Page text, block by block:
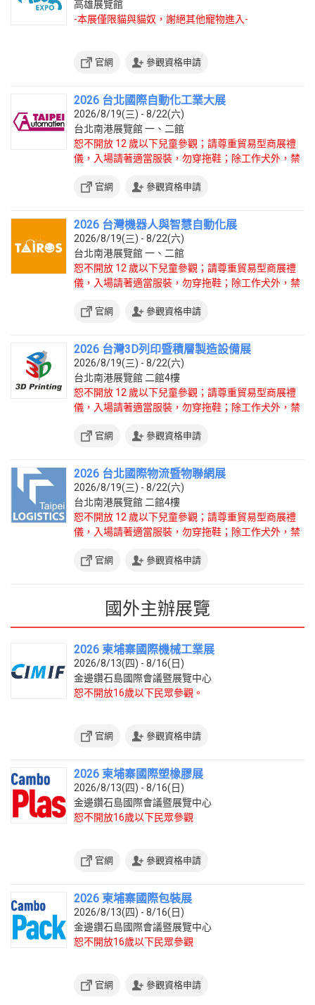
高雄展覽館
-本展僅限貓與貓奴，謝絕其他寵物進入-
官網 參觀資格申請
2026 台北國際自動化工業大展
2026/8/19(三) - 8/22(六)
台北南港展覽館 一、二館
恕不開放 12 歲以下兒童參觀；請尊重貿易型商展禮
儀，入場請著適當服裝，勿穿拖鞋；除工作犬外，禁
官網 參觀資格申請
2026 台灣機器人與智慧自動化展
2026/8/19(三) - 8/22(六)
台北南港展覽館 一、二館
恕不開放 12 歲以下兒童參觀；請尊重貿易型商展禮
儀，入場請著適當服裝，勿穿拖鞋；除工作犬外，禁
官網 參觀資格申請
2026 台灣3D列印暨積層製造設備展
2026/8/19(三) - 8/22(六)
台北南港展覽館 二館4樓
恕不開放 12 歲以下兒童參觀；請尊重貿易型商展禮
儀，入場請著適當服裝，勿穿拖鞋；除工作犬外，禁
官網 參觀資格申請
2026 台北國際物流暨物聯網展
2026/8/19(三) - 8/22(六)
台北南港展覽館 二館4樓
恕不開放 12 歲以下兒童參觀；請尊重貿易型商展禮
儀，入場請著適當服裝，勿穿拖鞋；除工作犬外，禁
官網 參觀資格申請
國外主辦展覽
2026 柬埔寨國際機械工業展
2026/8/13(四) - 8/16(日)
金邊鑽石島國際會議暨展覽中心
恕不開放16歲以下民眾參觀。
官網 參觀資格申請
2026 柬埔寨國際塑橡膠展
2026/8/13(四) - 8/16(日)
金邊鑽石島國際會議暨展覽中心
恕不開放16歲以下民眾參觀
官網 參觀資格申請
2026 柬埔寨國際包裝展
2026/8/13(四) - 8/16(日)
金邊鑽石島國際會議暨展覽中心
恕不開放16歲以下民眾參觀
官網 參觀資格申請